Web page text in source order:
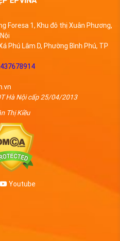
Foresa 1, Khu đô thị Xuân Phương,
Phú Lâm D, Phường Bình Phú, TP
Hà Nội cấp 25/04/2013
Thị Kiều
Youtube